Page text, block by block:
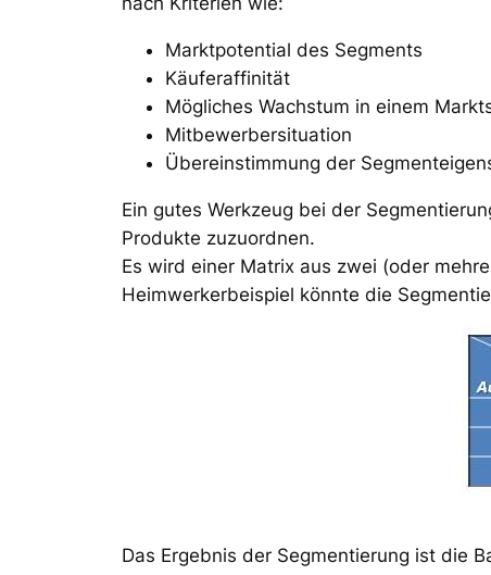
Marktpotential des Segments
Käuferaffinität
Mögliches Wachstum in einem
Mitbewerbersituation
Übereinstimmung der
Ein gutes Werkzeug bei der
Produkte zuzuordnen.
Es wird einer Matrix aus zwei (oder
Heimwerkerbeispiel könnte die
Das Ergebnis der Segmentierung ist die